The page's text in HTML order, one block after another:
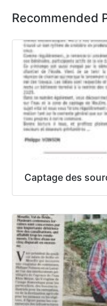
Recommended
Captage des